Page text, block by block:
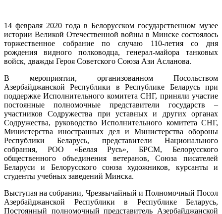
110
лет
со
дня
рождения
Героя
Союза
Ази
Асланова
14 февраля 2020 года в Белорусском государственном музее
истории Великой Отечественной войны в Минске состоялось
торжественное собрание по случаю 110-летия со дня
рождения видного полководца, генерал-майора танковых
войск, дважды Героя Советского Союза Ази Асланова.
В мероприятии, организованном Посольством
Азербайджанской Республики в Республике Беларусь при
поддержке Исполнительного комитета СНГ, приняли участие
постоянные полномочные представители государств –
участников Содружества при уставных и других органах
Содружества, руководство Исполнительного комитета СНГ,
Министерства иностранных дел и Министерства обороны
Республики Беларусь, представители Национального
собрания, РОО «Белая Русь», БРСМ, Белорусского
общественного объединения ветеранов, Союза писателей
Беларуси и Белорусского союза художников, курсанты и
студенты учебных заведений Минска.
Выступая на собрании, Чрезвычайный и Полномочный Посол
Азербайджанской Республики в Республике Беларусь,
Постоянный полномочный представитель Азербайджанской